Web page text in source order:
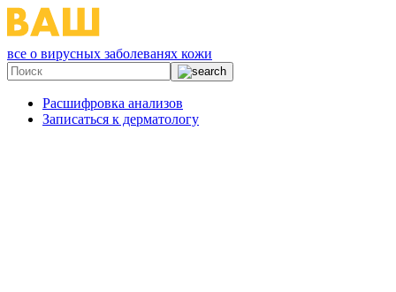
все о вирусных заболеванях кожи
Расшифровка анализов
Записаться к дерматологу